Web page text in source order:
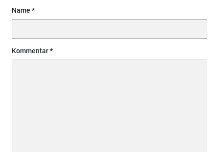
Name
Kommentar